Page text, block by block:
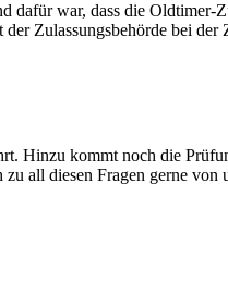
war, dass die
Zulassungsbehörde bei der
Hinzu kommt noch die
all diesen Fragen gerne